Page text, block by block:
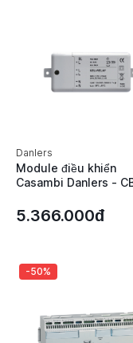
Danlers
Module điều khiển
Casambi Danlers -
5.366.000đ
-50%